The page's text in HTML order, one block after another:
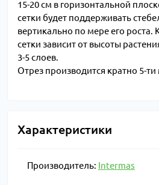
15-20 см в горизонтальной
сетки будет поддерживать
вертикально по мере его роста.
сетки зависит от высоты
3-5 слоев.
Отрез производится кратно 5-
Характеристики
Производитель: Intermas